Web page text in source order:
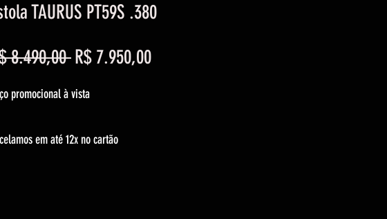
TAURUS PT59S .380
8.490,00 Preço
normal
R$ 7.950,00Preço
promocional à vista
em até 12x no cartão